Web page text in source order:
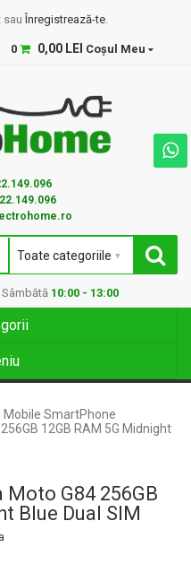
sau Înregistrează-te.
0 0,00 LEI Coșul Meu
10:00 - 13:00
SmartPhone
12GB RAM 5G Midnight
G84 256GB
Blue Dual SIM